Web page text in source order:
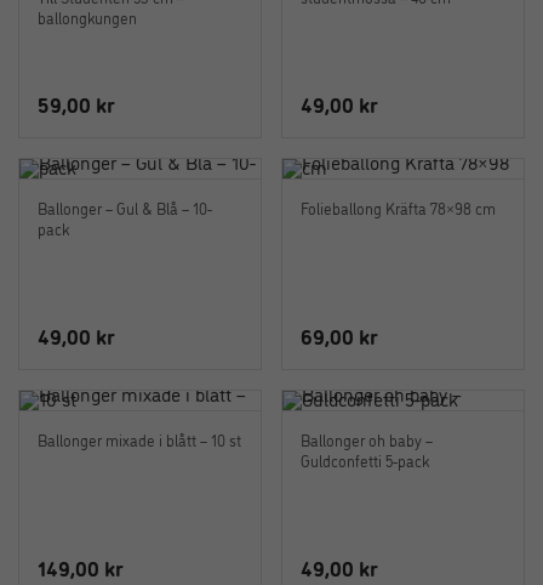
ballongkungen
59,00 kr 49,00 kr
Ballonger – Gul & Blå – 10-
pack
49,00 kr
Folieballong Kräfta 78×98 cm
69,00 kr
Ballonger mixade i blått – 10 st
149,00 kr
Ballonger oh baby –
Guldconfetti 5-pack
49,00 kr